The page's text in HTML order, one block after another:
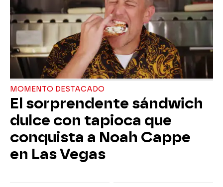
MOMENTO DESTACADO
El sorprendente sándwich
dulce con tapioca que
conquista a Noah Cappe
en Las Vegas